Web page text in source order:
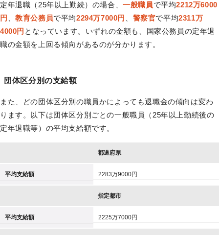
定年退職（25年以上勤続）の場合、一般職員で平均2212万6000
円
、教育公務員で平均2294万7000円 警察官で平均2311万
4000円 となっています。いずれの金額も、国家公務員の定年退
職の金額を上回る傾向があるのが分かります。
団体区分別の支給額
また、どの団体区分別の職員かによっても退職金の傾向は変わ
ります。以下は団体区分別ごとの一般職員（25年以上勤続後の
定年退職等）の平均支給額です。
都道府県
平均支給額 2283万9000円
指定都市
平均支給額 2225万7000円